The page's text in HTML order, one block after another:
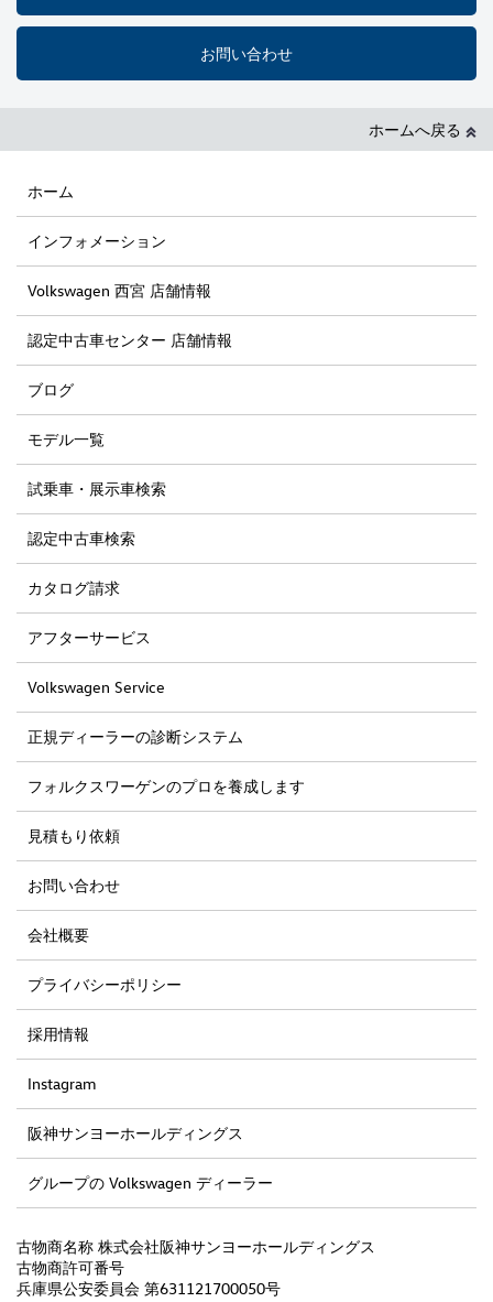
お問い合わせ
ホームへ戻る
ホーム
インフォメーション
Volkswagen 西宮 店舗情報
認定中古車センター 店舗情報
ブログ
モデル一覧
試乗車・展示車検索
認定中古車検索
カタログ請求
アフターサービス
Volkswagen Service
正規ディーラーの診断システム
フォルクスワーゲンのプロを養成します
見積もり依頼
お問い合わせ
会社概要
プライバシーポリシー
採用情報
Instagram
阪神サンヨーホールディングス
グループの Volkswagen ディーラー
古物商名称 株式会社阪神サンヨーホールディングス
古物商許可番号
兵庫県公安委員会 第631121700050号